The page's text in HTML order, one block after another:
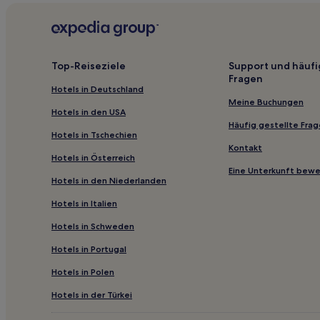
zusätzliche
Hotels nahe Meena Bazaar
Old Dubai: Hotels
Hotels nahe Museum der Zukunft
Hotels nahe Sky Views Observatorium
Hotels nahe Dubai World Trade Centre
Hotels nahe Souk al Bahar
World Trade Centre: Hotels
Hotels nahe U-Bahn-Station Burj Khalifa / Dubai Mall
Al Shindagha: Hotels
Al Mina: Hotels
Top-Reiseziele
Hotels in Deutschland
Hotels in den USA
Hotels in Tschechien
Hotels in Österreich
Hotels in den Niederlanden
Hotels in Italien
Hotels in Schweden
Hotels in Portugal
Hotels in Polen
Hotels in der Türkei
Support und
Fragen
Meine Buchungen
Häufig gestellte
Kontakt
Eine Unterkunft